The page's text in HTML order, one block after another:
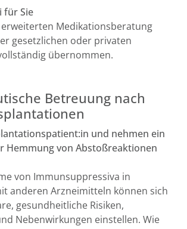
für Sie
Medikationsberatung
gesetzlichen oder privaten
übernommen.
Betreuung nach
und nehmen ein
Hemmung von Abstoßreaktionen
von Immunsuppressiva in
anderen Arzneimitteln können sich
gesundheitliche Risiken,
Nebenwirkungen einstellen. Wie